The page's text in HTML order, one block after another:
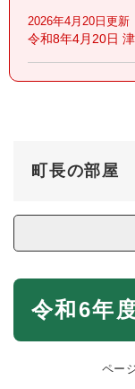
2026年4月20日更新
令和8年4月20日
町長の部屋
本
令和6年
ペー